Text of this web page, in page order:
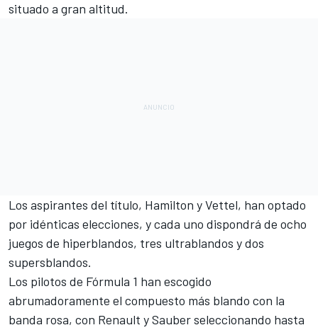
situado a gran altitud.
Los aspirantes del título, Hamilton y Vettel, han optado
por idénticas elecciones, y cada uno dispondrá de ocho
juegos de hiperblandos, tres ultrablandos y dos
supersblandos.
Los pilotos de Fórmula 1 han escogido
abrumadoramente el compuesto más blando con la
banda rosa, con Renault y Sauber seleccionando hasta